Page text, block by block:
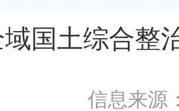
国土综合整
信息来源